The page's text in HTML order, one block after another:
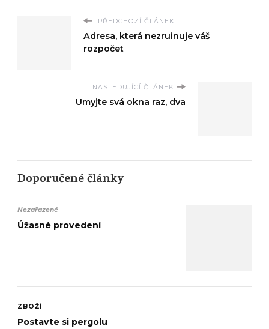
PŘEDCHOZÍ ČLÁNEK
Adresa, která nezruinuje váš
rozpočet
NASLEDUJÍCÍ ČLÁNEK
Umyjte svá okna raz, dva
Doporučené články
Nezařazené
Úžasné provedení
ZBOŽÍ
Postavte si pergolu